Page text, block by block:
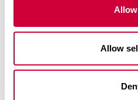
Allow